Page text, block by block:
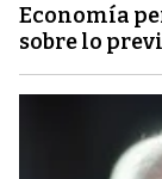
Economía
sobre lo